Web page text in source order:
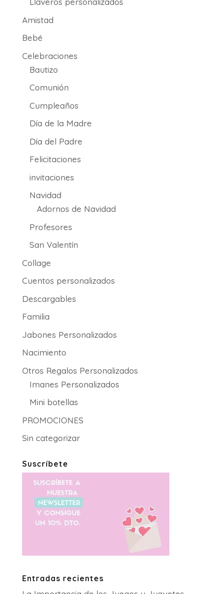
Amistad
Bebé
Celebraciones
Bautizo
Comunión
Cumpleaños
Día de la Madre
Día del Padre
Felicitaciones
invitaciones
Navidad
Adornos de Navidad
Profesores
San Valentín
Collage
Cuentos personalizados
Descargables
Familia
Jabones Personalizados
Nacimiento
Otros Regalos Personalizados
Imanes Personalizados
Mini botellas
PROMOCIONES
Sin categorizar
Suscríbete
Entradas recientes